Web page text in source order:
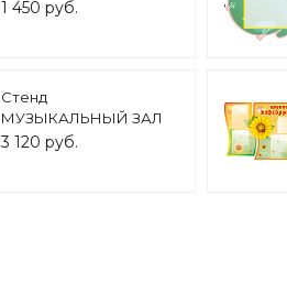
60*50см арт. 2387
1 450 руб.
Стенд
МУЗЫКАЛЬНЫЙ ЗАЛ
1*0,7м 6 карманов А4
3 120 руб.